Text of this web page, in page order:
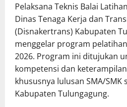
Pelaksana Teknis Balai
Dinas Tenaga Kerja dan
(Disnakertrans) Kabupaten
menggelar program
2026. Program ini ditujukan
kompetensi dan
khususnya lulusan SMA/SMK
Kabupaten Tulungagung.